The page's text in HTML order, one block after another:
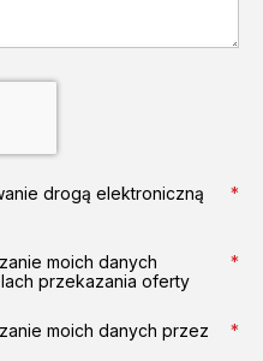
drogą elektroniczną
*
moich danych
przekazania oferty
*
moich danych przez
*